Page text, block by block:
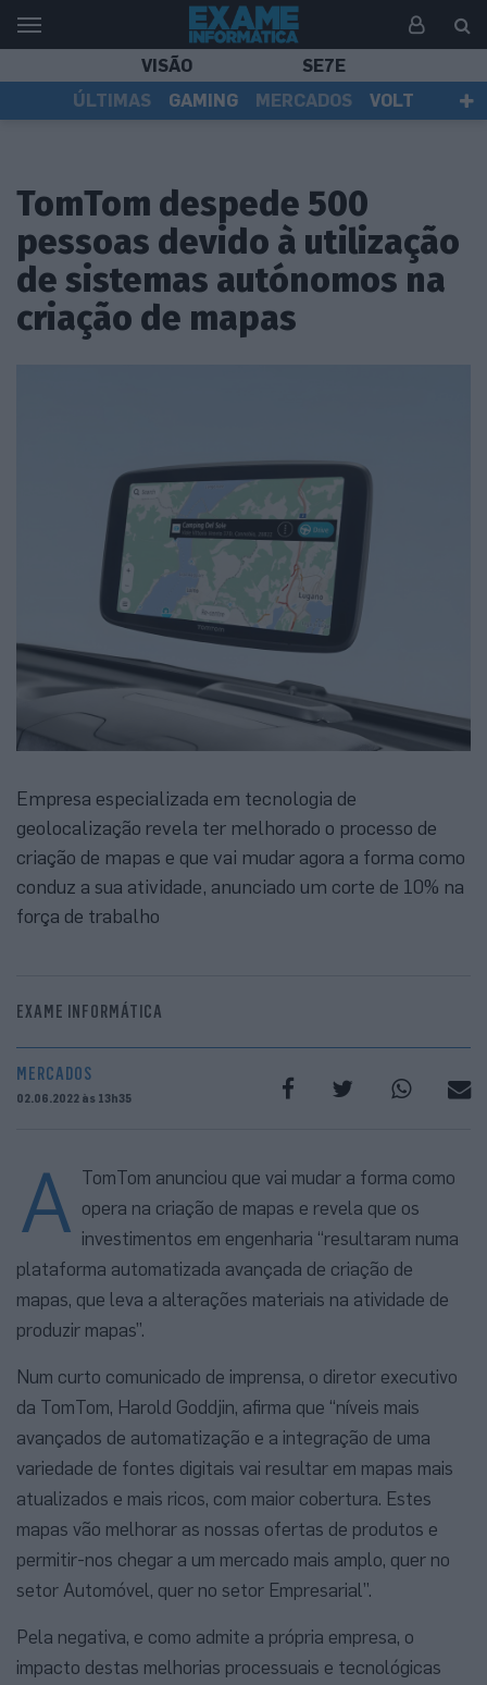
VISÃO
SE7E
ÚLTIMAS
GAMING MERCADOS
VOLT
TomTom despede 500
pessoas devido à utilização
de sistemas autónomos na
criação de mapas
Empresa especializada em tecnologia de
geolocalização revela ter melhorado o processo de
criação de mapas e que vai mudar agora a forma como
conduz a sua atividade, anunciado um corte de 10% na
força de trabalho
EXAME INFORMÁTICA
MERCADOS
02.06.2022 às 13h35
A TomTom anunciou que vai mudar a forma como
opera na criação de mapas e revela que os
investimentos em engenharia “resultaram numa
plataforma automatizada avançada de criação de
mapas, que leva a alterações materiais na atividade de
produzir mapas”.
Num curto comunicado de imprensa, o diretor executivo
da TomTom, Harold Goddjin, afirma que “níveis mais
avançados de automatização e a integração de uma
variedade de fontes digitais vai resultar em mapas mais
atualizados e mais ricos, com maior cobertura. Estes
mapas vão melhorar as nossas ofertas de produtos e
permitir-nos chegar a um mercado mais amplo, quer no
setor Automóvel, quer no setor Empresarial”.
Pela negativa, e como admite a própria empresa, o
impacto destas melhorias processuais e tecnológicas